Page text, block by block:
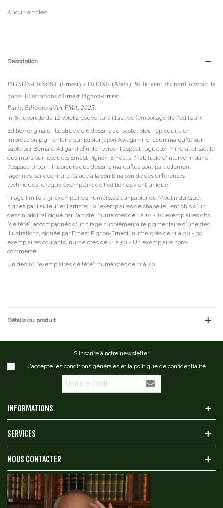
Aucun articles
Description
PIGNON-ERNEST (Ernest) - FREIXE (Alain). Si le vent du nord ouvrait la
porte. Illustrations d'Ernest Pignon-Ernest.
Paris, Editions d'Art FMA, 2025.
In-8, leporello de 12 volets, couverture illustrée (emboîtage de l'éditeur).
Edition originale, illustrée de 6 dessins au pastel bleu reproduits en
impression pigmentaire sur papier japon Awagami, chacun marouflé sur
sable par Bernard Alligand afin de recréer l'aspect rugueux, minéral et tactile
des murs sur lesquels Ernest Pignon-Ernest a l'habitude d'intervenir dans
l'espace urbain. Plusieurs des dessins marouflés sont partiellement
façonnés par déchirure. Grâce à la combinaison de ces différentes
techniques, chaque exemplaire de l'édition devient unique.
Tirage limité à 51 exemplaires numérotés sur papier du Moulin du Gué,
signés par l'auteur et l'artiste: 10 "exemplaires de chapelle", enrichis d'un
dessin original signé par l'artiste, numérotés de 1 à 10 - 10 exemplaires dits
"de tête", accompagnés d'un tirage supplémentaire pigmentaire d'une des
illustrations, signée par Ernest Pignon-Ernest, numérotés de 11 à 20 - 30
exemplaires courants, numérotés de 21 à 50 - Un exemplaire hors-
commerce.
Un des 10 "exemplaires de tête", numérotés de 11 à 20.
Détails du produit
S'inscrire à notre newsletter
J'accepte les conditions générales et la politique de confidentialité
INFORMATIONS
SERVICES
NOUS CONTACTER